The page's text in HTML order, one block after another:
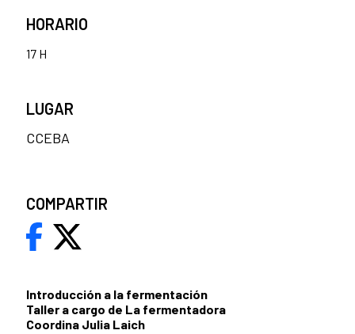
Introducción a la fermentación
Taller a cargo de La fermentadora
Coordina Julia Laich
HORARIO
17 H
LUGAR
CCEBA
COMPARTIR